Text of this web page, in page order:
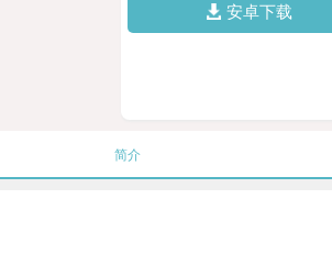
安卓下载
简介